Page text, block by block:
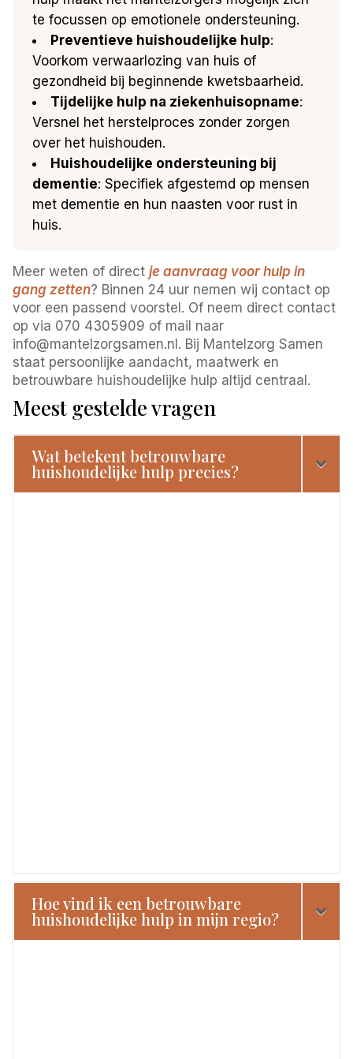
te focussen op emotionele ondersteuning.
Preventieve huishoudelijke hulp:
Voorkom verwaarlozing van huis of
gezondheid bij beginnende kwetsbaarheid.
Tijdelijke hulp na ziekenhuisopname:
Versnel het herstelproces zonder zorgen
over het huishouden.
Huishoudelijke ondersteuning bij
dementie: Specifiek afgestemd op mensen
met dementie en hun naasten voor rust in
huis.
Meer weten of directje aanvraag voor hulp in
gang zetten? Binnen 24 uur nemen wij contact op
voor een passend voorstel. Of neem direct contact
op via 070 4305909 of mail naar
info@mantelzorgsamen.nl. Bij Mantelzorg Samen
staat persoonlijke aandacht, maatwerk en
betrouwbare huishoudelijke hulp altijd centraal.
Meest gestelde vragen
Wat betekent betrouwbare
huishoudelijke hulp precies?
Hoe vind ik een betrouwbare
huishoudelijke hulp in mijn regio?